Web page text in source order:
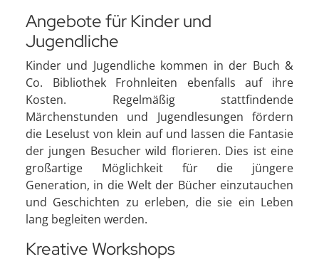
Angebote für Kinder und
Jugendliche
Kinder und Jugendliche kommen in der Buch &
Co. Bibliothek Frohnleiten ebenfalls auf ihre
Kosten. Regelmäßig stattfindende
Märchenstunden und Jugendlesungen fördern
die Leselust von klein auf und lassen die Fantasie
der jungen Besucher wild florieren. Dies ist eine
großartige Möglichkeit für die jüngere
Generation, in die Welt der Bücher einzutauchen
und Geschichten zu erleben, die sie ein Leben
lang begleiten werden.
Kreative Workshops